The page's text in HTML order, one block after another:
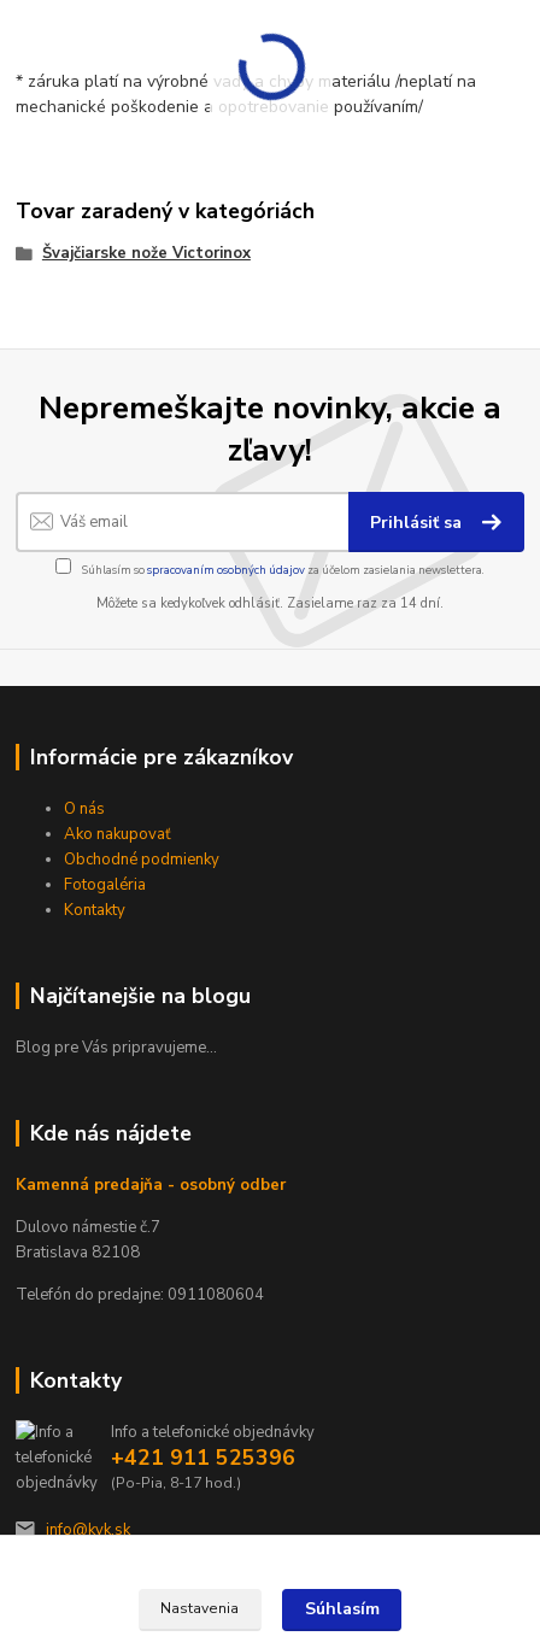
* záruka platí na výrobné vady a chyby materiálu /neplatí na
mechanické poškodenie a opotrebovanie používaním/
Tovar zaradený v kategóriách
Švajčiarske nože Victorinox
Nepremeškajte novinky, akcie a
zľavy!
Prihlásiť sa
Súhlasím sospracovaním osobných údajov za účelom zasielania newslettera.
Môžete sa kedykoľvek odhlásiť. Zasielame raz za 14 dní.
Informácie pre zákazníkov
O nás
Ako nakupovať
Obchodné podmienky
Fotogaléria
Kontakty
Najčítanejšie na blogu
Blog pre Vás pripravujeme...
Kde nás nájdete
Kamenná predajňa - osobný odber
Dulovo námestie č.7
Bratislava 82108
Telefón do predajne: 0911080604
Kontakty
Info a telefonické objednávky
+421 911 525396
(Po-Pia, 8-17 hod.)
info@kvk.sk
Nastavenia Súhlasím